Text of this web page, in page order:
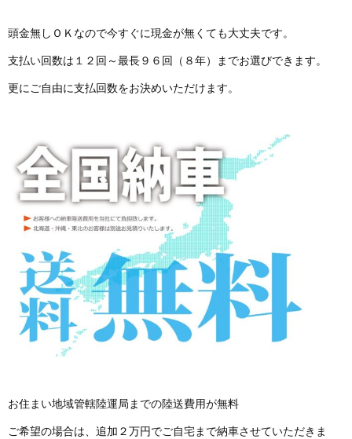
頭金無しＯＫなので今すぐに現金が無くても大丈夫です。
支払い回数は１２回～最長９６回（８年）までお選びできます。
更にご自由に支払回数をお決めいただけます。
お住まい地域管轄陸運局までの陸送費用が無料
ご希望の場合は、追加２万円でご自宅まで納車させていただきま